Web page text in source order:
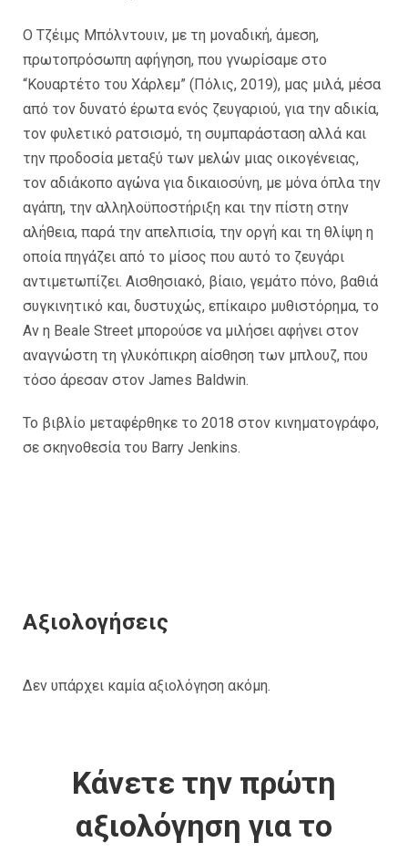
Ο Τζέιμς Μπόλντουιν, με τη μοναδική, άμεση,
πρωτοπρόσωπη αφήγηση, που γνωρίσαμε στο
“Κουαρτέτο του Χάρλεμ” (Πόλις, 2019), μας μιλά, μέσα
από τον δυνατό έρωτα ενός ζευγαριού, για την αδικία,
τον φυλετικό ρατσισμό, τη συμπαράσταση αλλά και
την προδοσία μεταξύ των μελών μιας οικογένειας,
τον αδιάκοπο αγώνα για δικαιοσύνη, με μόνα όπλα την
αγάπη, την αλληλοϋποστήριξη και την πίστη στην
αλήθεια, παρά την απελπισία, την οργή και τη θλίψη η
οποία πηγάζει από το μίσος που αυτό το ζευγάρι
αντιμετωπίζει. Αισθησιακό, βίαιο, γεμάτο πόνο, βαθιά
συγκινητικό και, δυστυχώς, επίκαιρο μυθιστόρημα, το
Αν η Beale Street μπορούσε να μιλήσει αφήνει στον
αναγνώστη τη γλυκόπικρη αίσθηση των μπλουζ, που
τόσο άρεσαν στον James Baldwin.
Το βιβλίο μεταφέρθηκε το 2018 στον κινηματογράφο,
σε σκηνοθεσία του Barry Jenkins.
Αξιολογήσεις
Δεν υπάρχει καμία αξιολόγηση ακόμη.
Κάνετε την πρώτη
αξιολόγηση για το